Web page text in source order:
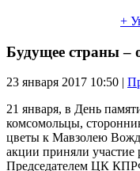
+
Будущее страны –
23 января 2017 10:50 |
21 января, в День
комсомольцы,
цветы к Мавзолею
акции приняли участие
Председателем ЦК